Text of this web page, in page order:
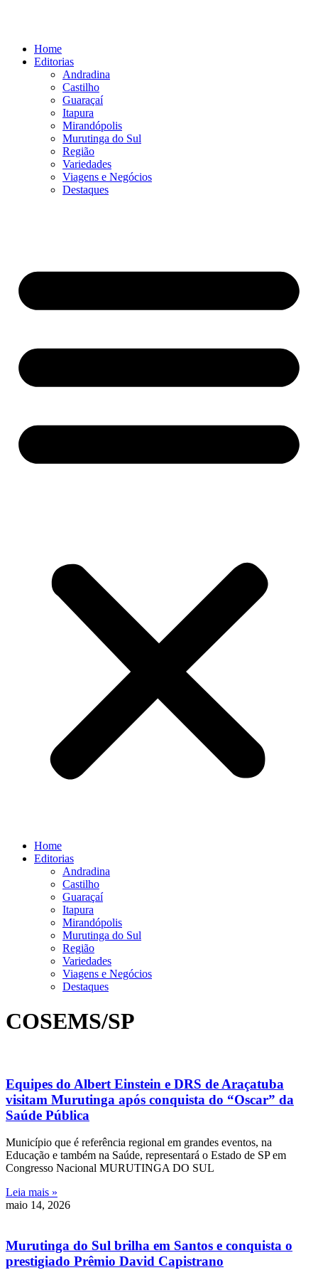
conteúdoHome
Editorias
Andradina
Castilho
Guaraçaí
Itapura
Mirandópolis
Murutinga do Sul
Região
Variedades
Viagens e Negócios
Destaques
Home
Editorias
Andradina
Castilho
Guaraçaí
Itapura
Mirandópolis
Murutinga do Sul
Região
Variedades
Viagens e Negócios
Destaques
COSEMS/SP
Equipes do Albert Einstein e DRS de Araçatuba
visitam Murutinga após conquista do “Oscar” da
Saúde Pública
Município que é referência regional em grandes eventos, na
Educação e também na Saúde, representará o Estado de SP em
Congresso Nacional MURUTINGA DO SUL
Leia mais »
maio 14, 2026
Murutinga do Sul brilha em Santos e conquista o
prestigiado Prêmio David Capistrano